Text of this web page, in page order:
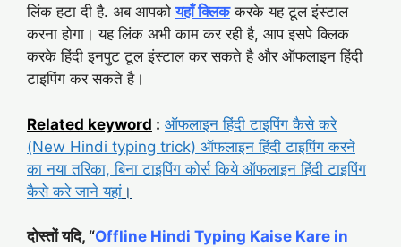
लिंक हटा दी है. अब आपकोयहाँ क्लिककरके यह टूल इंस्टाल
करना होगा। यह लिंक अभी काम कर रही है, आप इसपे क्लिक
करके हिंदी इनपुट टूल इंस्टाल कर सकते है और ऑफलाइन हिंदी
टाइपिंग कर सकते है।
Related keyword : ऑफलाइन हिंदी टाइपिंग कैसे करे
(New Hindi typing trick) ऑफलाइन हिंदी टाइपिंग करने
का नया तरिका, बिना टाइपिंग कोर्स किये ऑफलाइन हिंदी टाइपिंग
कैसे करे जाने यहां ।
दोस्तों यदि, “Offline Hindi Typing Kaise Kare in